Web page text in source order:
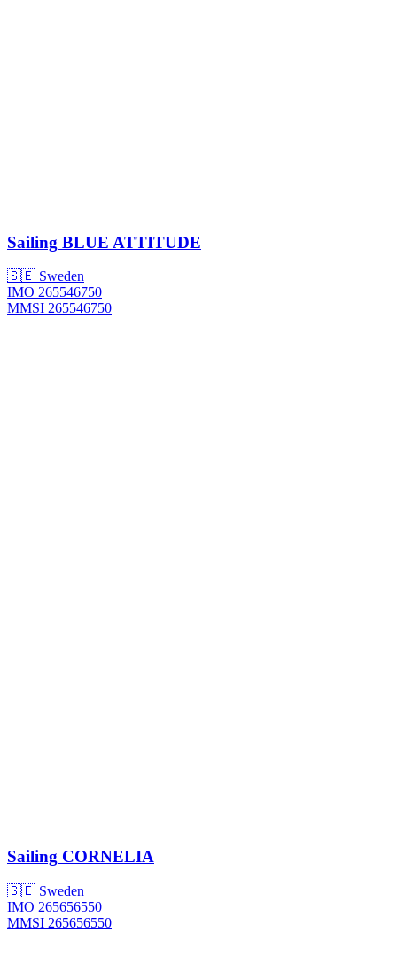
Sailing BLUE ATTITUDE
🇸🇪 Sweden
IMO 265546750
MMSI 265546750
Sailing CORNELIA
🇸🇪 Sweden
IMO 265656550
MMSI 265656550